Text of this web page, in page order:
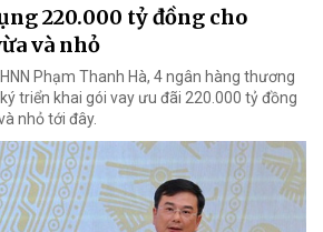
220.000 tỷ đồng cho
và nhỏ
Phạm Thanh Hà, 4 ngân hàng thương
triển khai gói vay ưu đãi 220.000 tỷ đồng
nhỏ tới đây.